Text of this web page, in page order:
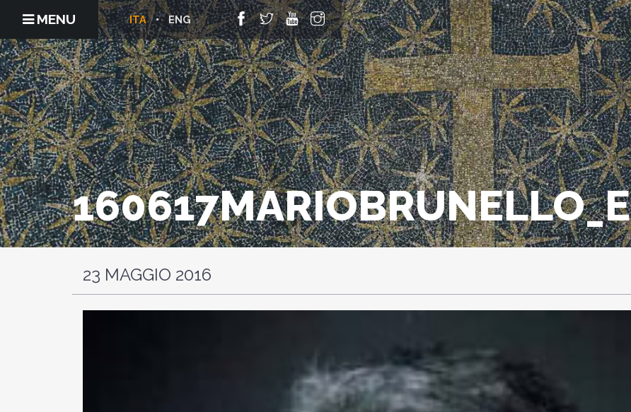
MENU ENG
ITA
160617MARIOBRUNELLO_E
23 MAGGIO 2016